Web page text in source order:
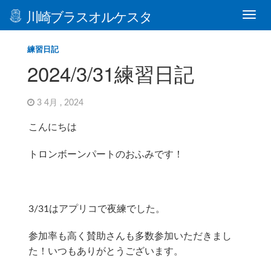
川崎ブラスオルケスタ
練習日記
2024/3/31練習日記
3 4月 , 2024
こんにちは
トロンボーンパートのおふみです！
3/31はアプリコで夜練でした。
参加率も高く賛助さんも多数参加いただきまし
た！いつもありがとうございます。